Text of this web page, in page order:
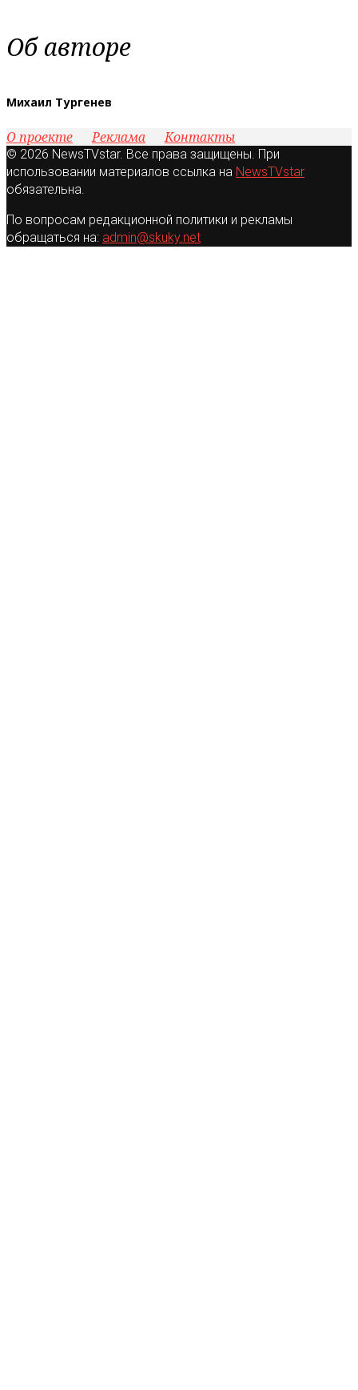
Об авторе
Михаил Тургенев
О проекте Реклама Контакты
© 2026 NewsTVstar. Все права защищены. При
использовании материалов ссылка на NewsTVstar
обязательна.
По вопросам редакционной политики и рекламы
обращаться на: admin@skuky.net